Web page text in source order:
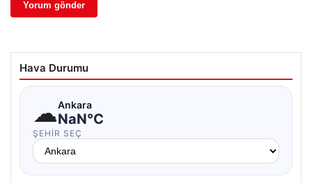
Hava Durumu
☁Ankara
NaN°C
ŞEHIR SEÇ